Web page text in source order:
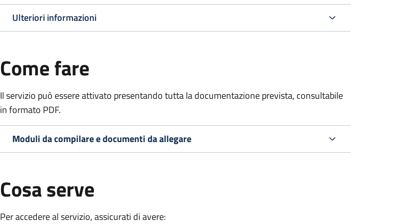
Ulteriori informazioni
Come fare
Il servizio può essere attivato presentando tutta la documentazione prevista, consultabile
in formato PDF.
Moduli da compilare e documenti da allegare
Cosa serve
Per accedere al servizio, assicurati di avere: